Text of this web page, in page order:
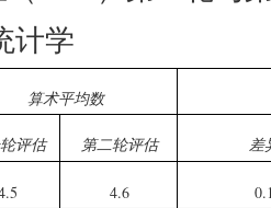
计学
算术平均数
评估 第二轮评估 差
4.6